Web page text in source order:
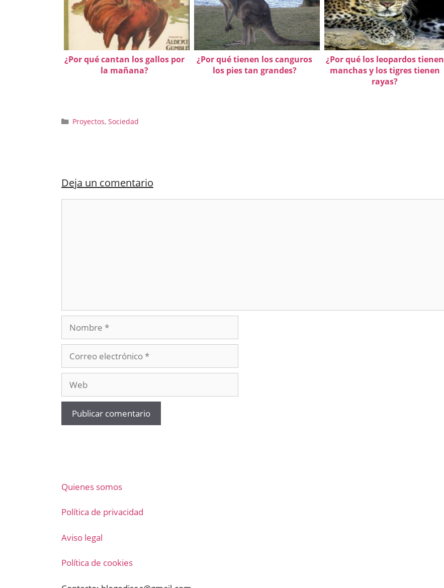
¿Por qué cantan los gallos por
la mañana?
¿Por qué tienen los canguros
los pies tan grandes?
¿Por qué los leopardos tienen
manchas y los tigres tienen
rayas?
Categorías
Proyectos, Sociedad
Deja un comentario
Nombre
electrónico
Quienes somos
Política de privacidad
Aviso legal
Política de cookies